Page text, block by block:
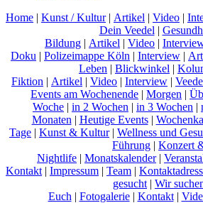
Home | Kunst / Kultur| Artikel | Video |
Dein Veedel |
Bildung | Artikel | Video |
Doku | Polizeimappe Köln | Interview |
Leben | Blickwinkel |
Fiktion | Artikel | Video | Interview |
Events am Wochenende | Morgen |
Woche | in 2 Wochen | in 3 Wochen |
Monaten | Heutige Events|
Tage | Kunst & Kultur| Wellness und
Führung | Konzert
Nightlife | Monatskalender|
Kontakt | Impressum | Team |
gesucht | Wir
Euch | Fotogalerie| Kontakt|